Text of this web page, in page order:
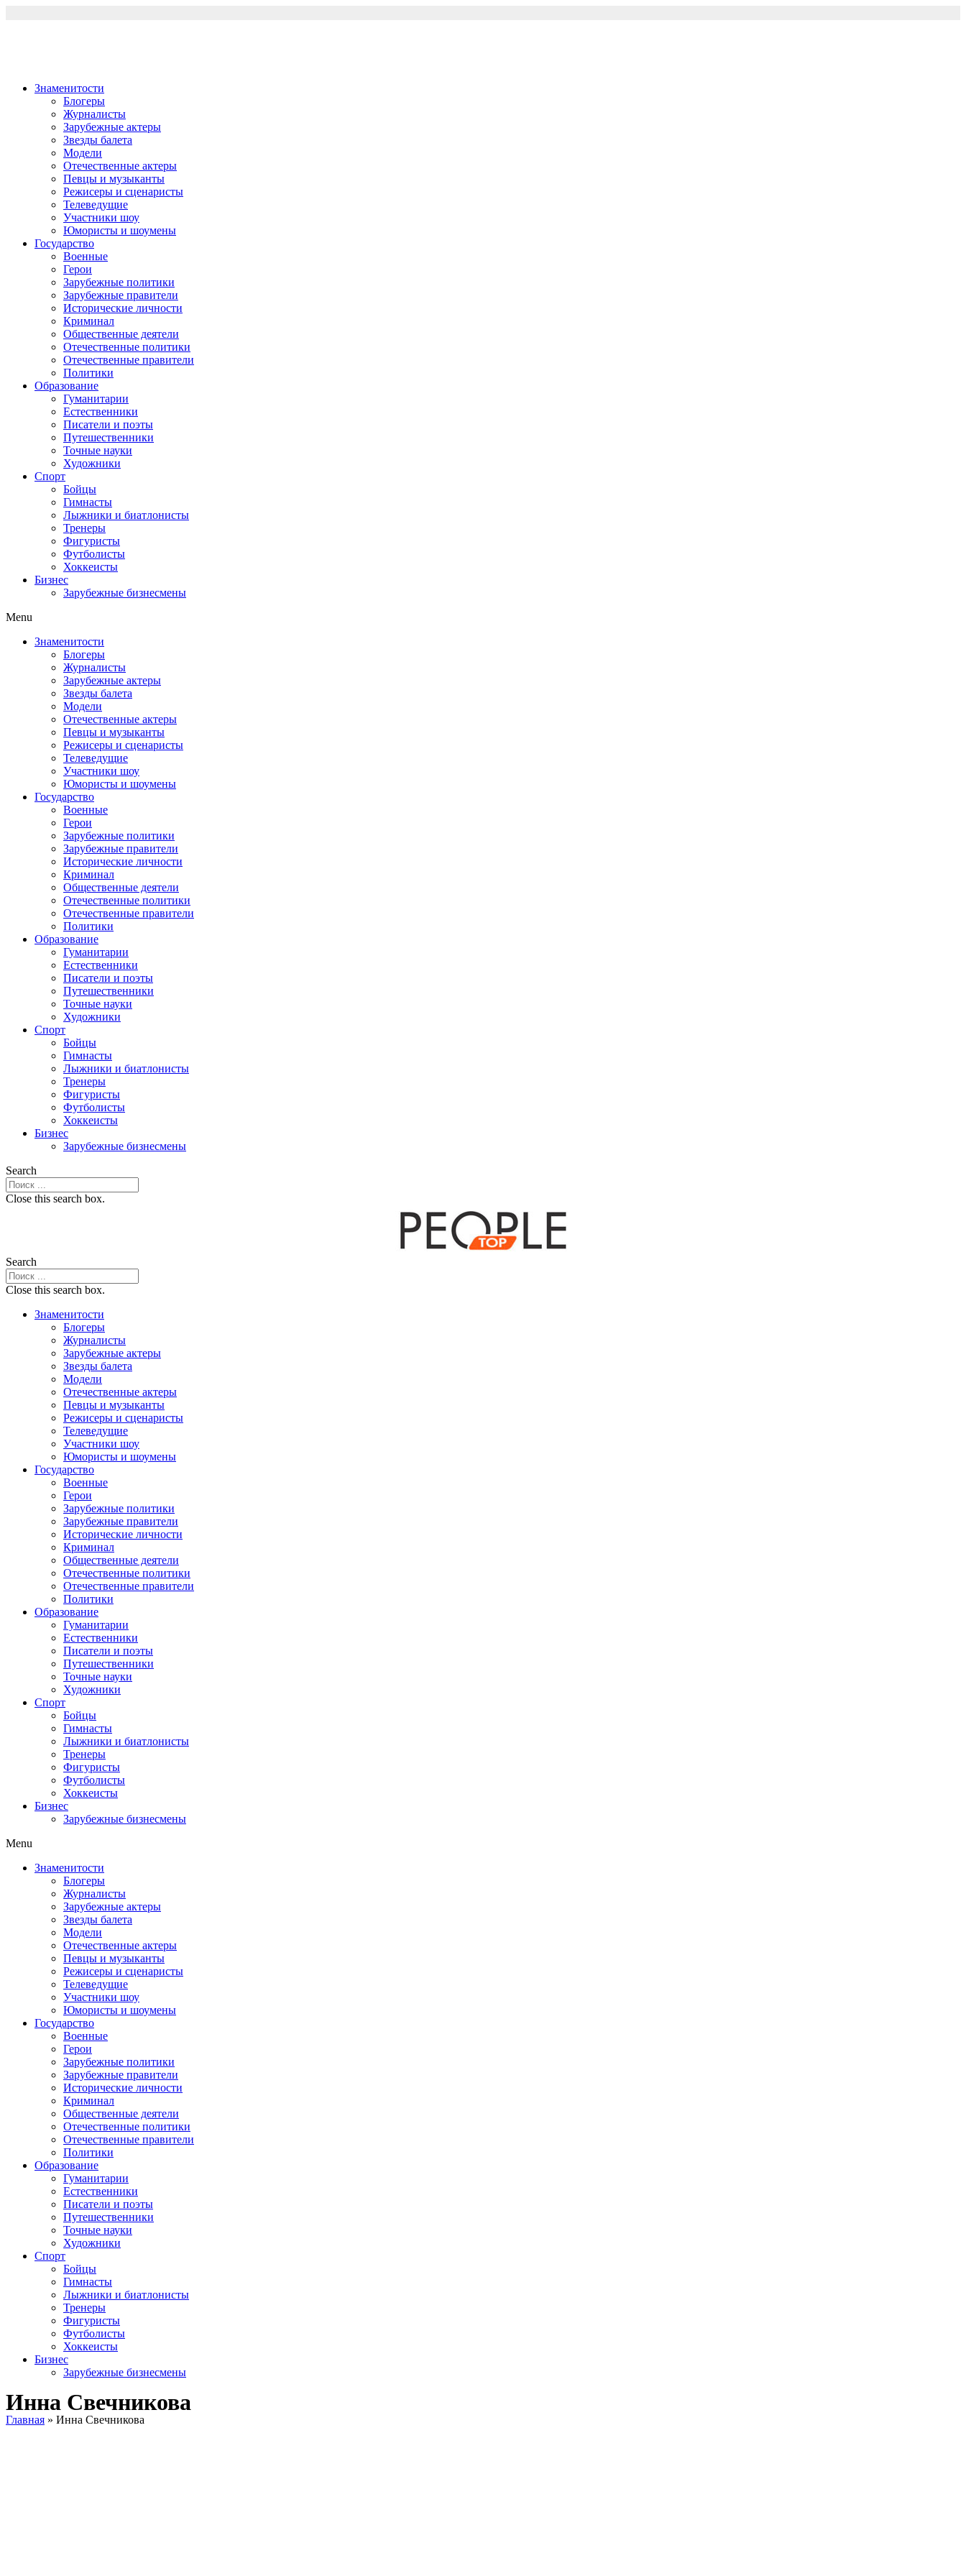
Знаменитости
Блогеры
Журналисты
Зарубежные актеры
Звезды балета
Модели
Отечественные актеры
Певцы и музыканты
Режисеры и сценаристы
Телеведущие
Участники шоу
Юмористы и шоумены
Государство
Военные
Герои
Зарубежные политики
Зарубежные правители
Исторические личности
Криминал
Общественные деятели
Отечественные политики
Отечественные правители
Политики
Образование
Гуманитарии
Естественники
Писатели и поэты
Путешественники
Точные науки
Художники
Спорт
Бойцы
Гимнасты
Лыжники и биатлонисты
Тренеры
Фигуристы
Футболисты
Хоккеисты
Бизнес
Зарубежные бизнесмены
Menu
Знаменитости
Блогеры
Журналисты
Зарубежные актеры
Звезды балета
Модели
Отечественные актеры
Певцы и музыканты
Режисеры и сценаристы
Телеведущие
Участники шоу
Юмористы и шоумены
Государство
Военные
Герои
Зарубежные политики
Зарубежные правители
Исторические личности
Криминал
Общественные деятели
Отечественные политики
Отечественные правители
Политики
Образование
Гуманитарии
Естественники
Писатели и поэты
Путешественники
Точные науки
Художники
Спорт
Бойцы
Гимнасты
Лыжники и биатлонисты
Тренеры
Фигуристы
Футболисты
Хоккеисты
Бизнес
Зарубежные бизнесмены
Search
Close this search box.
Search
Close this search box.
Знаменитости
Блогеры
Журналисты
Зарубежные актеры
Звезды балета
Модели
Отечественные актеры
Певцы и музыканты
Режисеры и сценаристы
Телеведущие
Участники шоу
Юмористы и шоумены
Государство
Военные
Герои
Зарубежные политики
Зарубежные правители
Исторические личности
Криминал
Общественные деятели
Отечественные политики
Отечественные правители
Политики
Образование
Гуманитарии
Естественники
Писатели и поэты
Путешественники
Точные науки
Художники
Спорт
Бойцы
Гимнасты
Лыжники и биатлонисты
Тренеры
Фигуристы
Футболисты
Хоккеисты
Бизнес
Зарубежные бизнесмены
Menu
Знаменитости
Блогеры
Журналисты
Зарубежные актеры
Звезды балета
Модели
Отечественные актеры
Певцы и музыканты
Режисеры и сценаристы
Телеведущие
Участники шоу
Юмористы и шоумены
Государство
Военные
Герои
Зарубежные политики
Зарубежные правители
Исторические личности
Криминал
Общественные деятели
Отечественные политики
Отечественные правители
Политики
Образование
Гуманитарии
Естественники
Писатели и поэты
Путешественники
Точные науки
Художники
Спорт
Бойцы
Гимнасты
Лыжники и биатлонисты
Тренеры
Фигуристы
Футболисты
Хоккеисты
Бизнес
Зарубежные бизнесмены
Инна Свечникова
Главная » Инна Свечникова